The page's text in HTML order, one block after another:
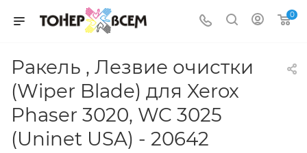
0
Ракель , Лезвие очистки
(Wiper Blade) для Xerox
Phaser 3020, WC 3025
(Uninet USA) - 20642